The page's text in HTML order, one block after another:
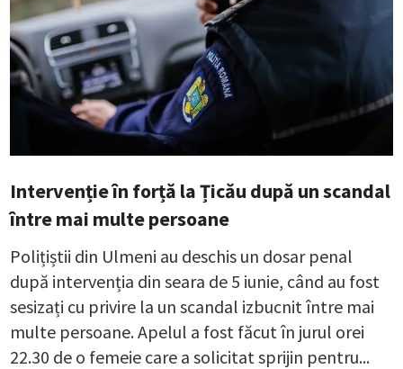
Intervenție în forță la Țicău după un scandal
între mai multe persoane
Polițiștii din Ulmeni au deschis un dosar penal
după intervenția din seara de 5 iunie, când au fost
sesizați cu privire la un scandal izbucnit între mai
multe persoane. Apelul a fost făcut în jurul orei
22.30 de o femeie care a solicitat sprijin pentru